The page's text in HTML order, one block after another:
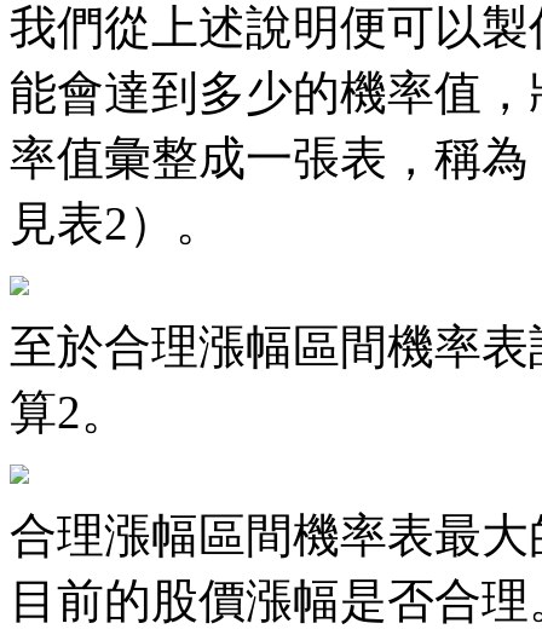
我們從上述說明便可以
能會達到多少的機率值
率值彙整成一張表，稱
見表2）。
至於合理漲幅區間機率
算2。
合理漲幅區間機率表最
目前的股價漲幅是否合